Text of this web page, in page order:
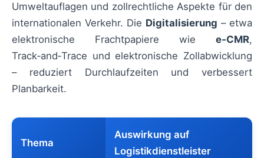
Umweltauflagen und zollrechtliche Aspekte für den
internationalen Verkehr. Die Digitalisierung – etwa
elektronische Frachtpapiere wie e‑CMR,
Track‑and‑Trace und elektronische Zollabwicklung
– reduziert Durchlaufzeiten und verbessert
Planbarkeit.
Thema
Auswirkung auf
Logistikdienstleister